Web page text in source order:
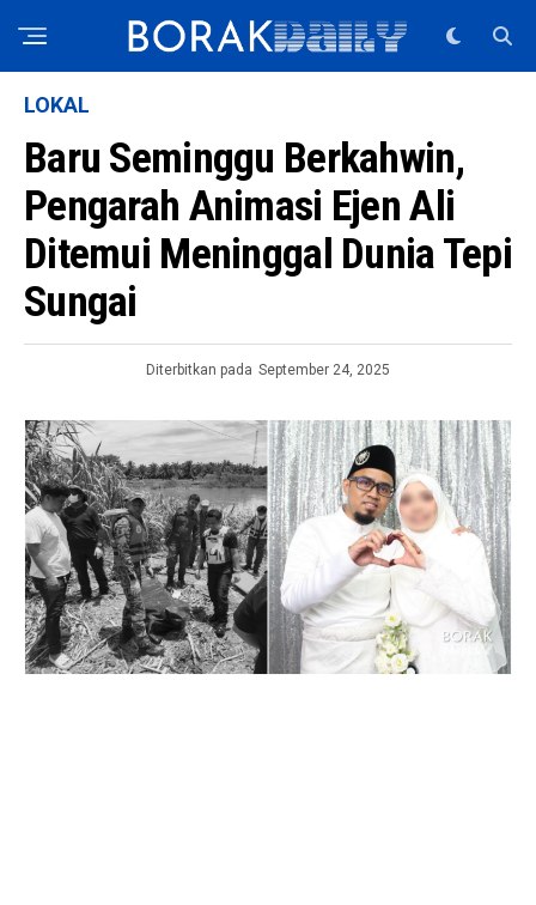
LOKAL
Baru Seminggu Berkahwin,
Pengarah Animasi Ejen Ali
Ditemui Meninggal Dunia Tepi
Sungai
Diterbitkan pada September 24, 2025